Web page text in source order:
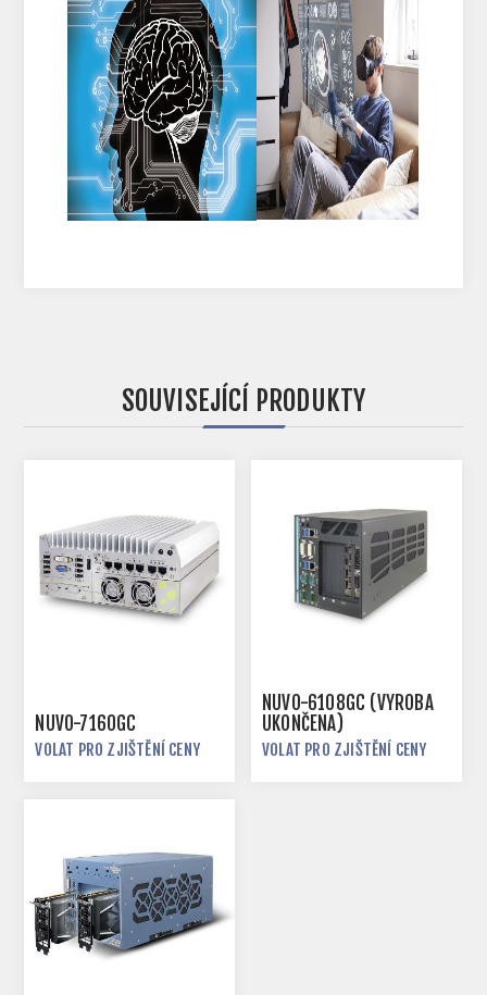
SOUVISEJÍCÍ PRODUKTY
NUVO-7160GC
VOLAT PRO ZJIŠTĚNÍ CENY
NUVO-6108GC (VÝROBA
UKONČENA)
VOLAT PRO ZJIŠTĚNÍ CENY